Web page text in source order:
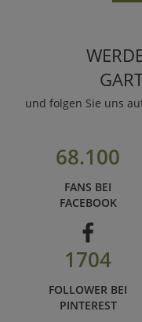
und folgen Sie uns
68.100
FANS BEI
FACEBOOK
1704
FOLLOWER BEI
PINTEREST